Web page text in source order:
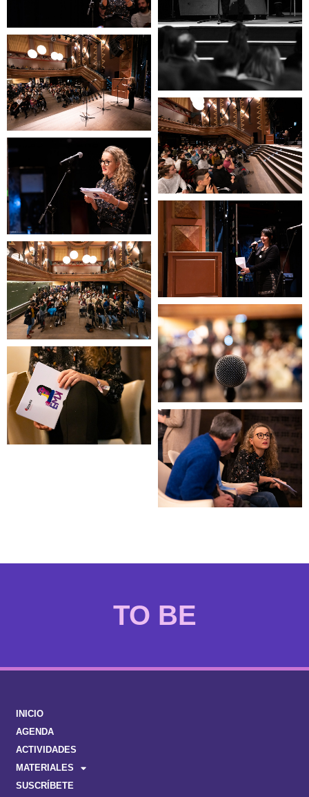
EMAKUMEAK
INICIO
AGENDA
ACTIVIDADES
MATERIALES
SUSCRÍBETE